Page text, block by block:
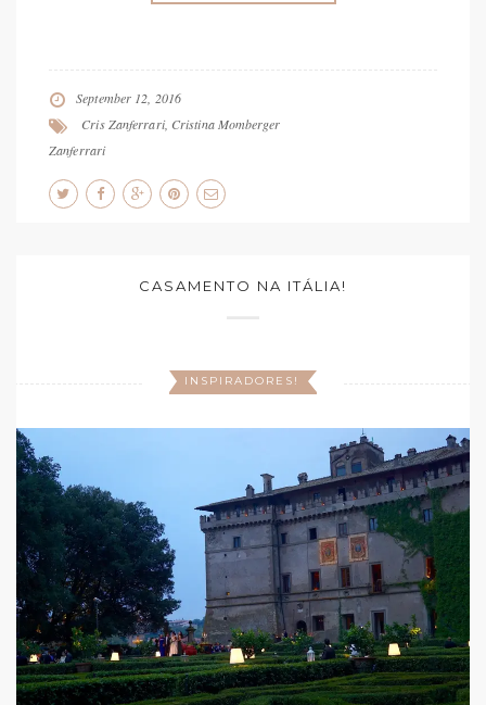
September 12, 2016
Cris Zanferrari, Cristina Momberger
Zanferrari
CASAMENTO NA ITÁLIA!
INSPIRADORES!